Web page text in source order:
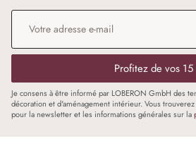
Adresse e-mail
Profitez de vos
Je consens à être informé par LOBERON GmbH des
décoration et d'aménagement intérieur. Vous
pour la newsletter et les informations générales sur la